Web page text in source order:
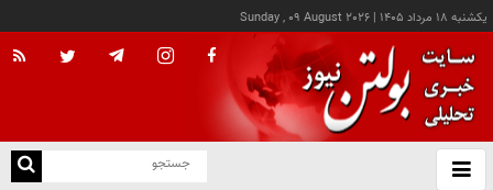
يکشنبه ۱۸ مرداد ۱۴۰۵ |
Sunday , 09 August 2026
باز